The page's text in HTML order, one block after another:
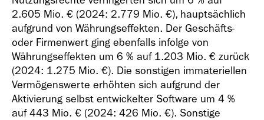
2.605 Mio. € (2024: 2.779 Mio. €), hauptsächlich
aufgrund von Währungseffekten. Der Geschäfts-
oder Firmenwert ging ebenfalls infolge von
Währungseffekten um 6 % auf 1.203 Mio. € zurück
(2024: 1.275 Mio. €). Die sonstigen immateriellen
Vermögenswerte erhöhten sich aufgrund der
Aktivierung selbst entwickelter Software um 4 %
auf443 Mio. € (2024: 426 Mio. €). Sonstige